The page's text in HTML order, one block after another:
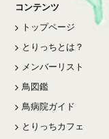
コンテンツ
トップページ
とりっちとは？
メンバーリスト
鳥図鑑
鳥病院ガイド
とりっちカフェ